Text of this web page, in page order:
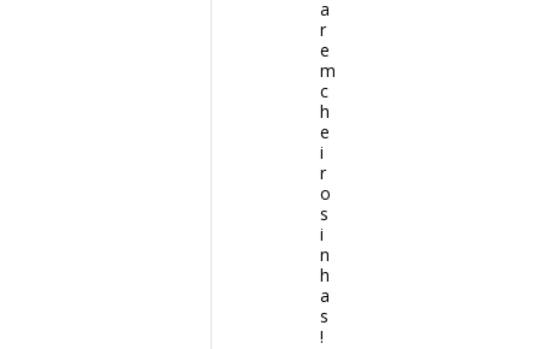
a
r
e
m
c
h
e
i
r
o
s
i
n
h
a
s
!